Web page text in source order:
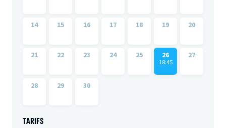
14 15 16 17 18 19 20
21 22 23 24 25 26
18:45
27
28 29 30
TARIFS